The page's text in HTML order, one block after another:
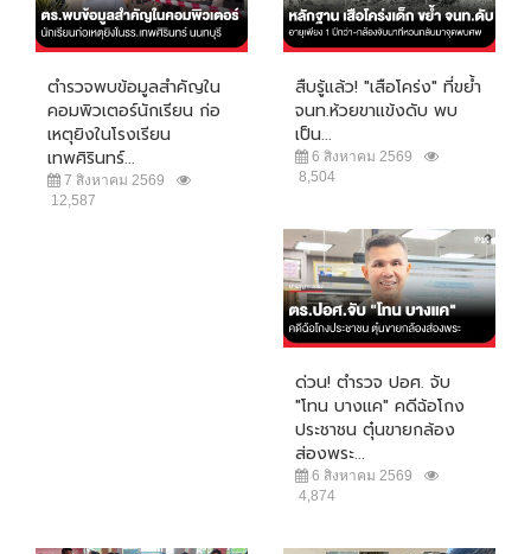
ตำรวจพบข้อมูลสำคัญใน
คอมพิวเตอร์นักเรียน ก่อ
เหตุยิงในโรงเรียน
เทพศิรินทร์...
7 สิงหาคม 2569
12,587
สืบรู้แล้ว! "เสือโคร่ง" ที่ขย้ำ
จนท.ห้วยขาแข้งดับ พบ
เป็น...
6 สิงหาคม 2569
8,504
ด่วน! ตำรวจ ปอศ. จับ
"โทน บางแค" คดีฉ้อโกง
ประชาชน ตุ๋นขายกล้อง
ส่องพระ...
6 สิงหาคม 2569
4,874